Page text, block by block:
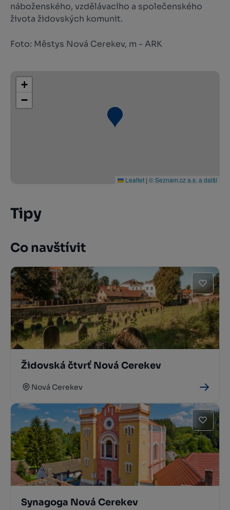
náboženského, vzdělávacího a společenského
života židovských komunit.
Foto: Městys Nová Cerekev, m - ARK
+
−
Leaflet | © Seznam.cz a.s. a další
Tipy
Co navštívit
Židovská čtvrť Nová Cerekev
Nová Cerekev
Synagoga Nová Cerekev